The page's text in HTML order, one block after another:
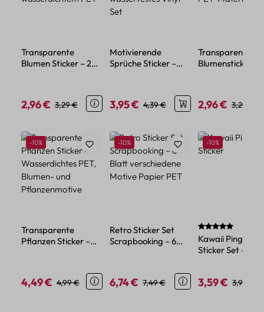
Transparente
Blumen Sticker – 20
Verkaufspreis:
2,96 € Regulärer Preis:
3,29 €
Motivierende
Sprüche Sticker –
Verkaufspreis:
3,95 € Regulärer Preis:
4,39 €
Transparente
Blumensticker –
Verkaufspreis:
2,96 € 3,29 €
Produktgalerie überspringen
Rabatt
-10%
Transparente
Pflanzen Sticker –
Verkaufspreis:
4,49 € Regulärer Preis:
4,99 €
Rabatt
-10%
Retro Sticker Set
Scrapbooking – 6
Verkaufspreis:
6,74 € Regulärer Preis:
7,49 €
Rabatt
-10%
Kawaii Pinguin
Sticker Set – 45
Design
Verkaufspreis:
3,59 € 3,99 €